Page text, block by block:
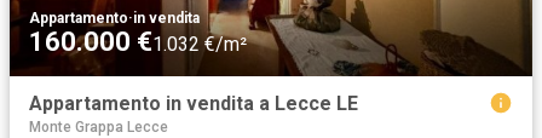
Appartamento·in vendita
160.000 €1.032 €/m²
Appartamento in vendita a Lecce LE
Monte Grappa Lecce